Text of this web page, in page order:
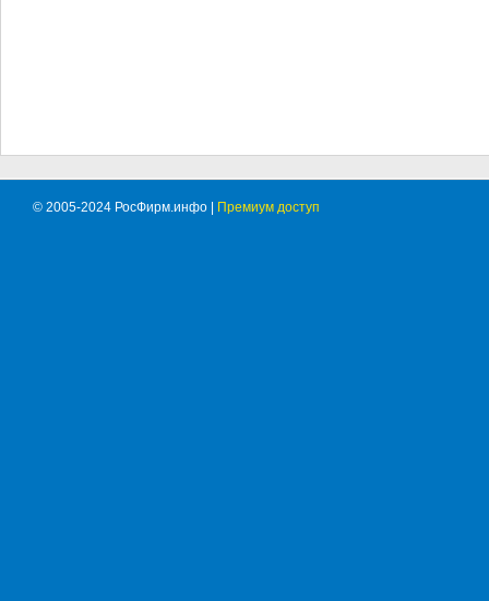
© 2005-2024 РосФирм.инфо | Премиум доступ